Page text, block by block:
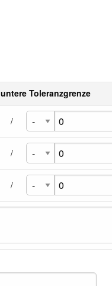
untere Toleranzgrenze
/
/
/